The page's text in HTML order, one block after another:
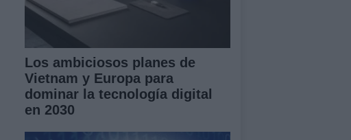
Los ambiciosos planes de
Vietnam y Europa para
dominar la tecnología digital
en 2030